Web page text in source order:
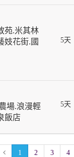
苑.米其林
妓花街.國
5天
場.浪漫輕
飯店
5天
1 2 3 4